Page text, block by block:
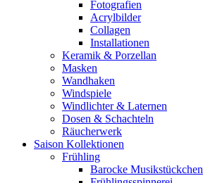
Fotografien
Acrylbilder
Collagen
Installationen
Keramik & Porzellan
Masken
Wandhaken
Windspiele
Windlichter & Laternen
Dosen & Schachteln
Räucherwerk
Saison Kollektionen
Frühling
Barocke Musikstückchen